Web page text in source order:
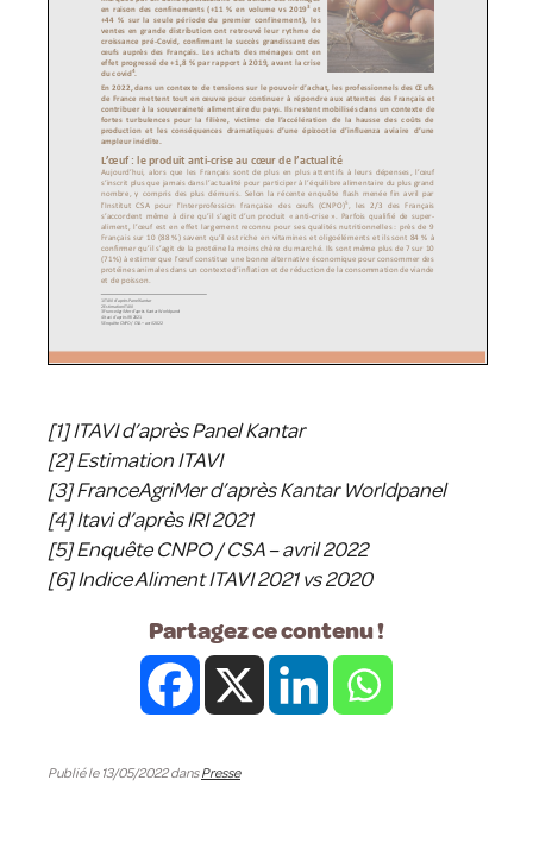
[1] ITAVI d’après Panel Kantar
[2] Estimation ITAVI
[3] FranceAgriMer d’après Kantar Worldpanel
[4] Itavi d’après IRI 2021
[5] Enquête CNPO / CSA – avril 2022
[6] Indice Aliment ITAVI 2021 vs 2020
Partagez ce contenu !
Publié le 13/05/2022 dansPresse